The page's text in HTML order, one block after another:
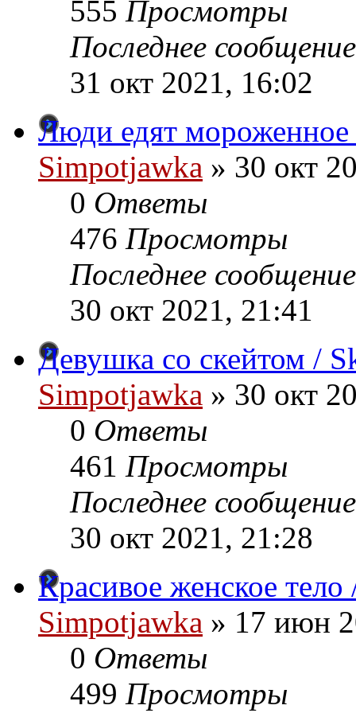
555 Просмотры
Последнее сообщение
31 окт 2021, 16:02
Люди едят мороженное
Simpotjawka » 30 окт
0 Ответы
476 Просмотры
Последнее сообщение
30 окт 2021, 21:41
Девушка со скейтом /
Simpotjawka » 30 окт
0 Ответы
461 Просмотры
Последнее сообщение
30 окт 2021, 21:28
Красивое женское
Simpotjawka » 17 июн
0 Ответы
499 Просмотры